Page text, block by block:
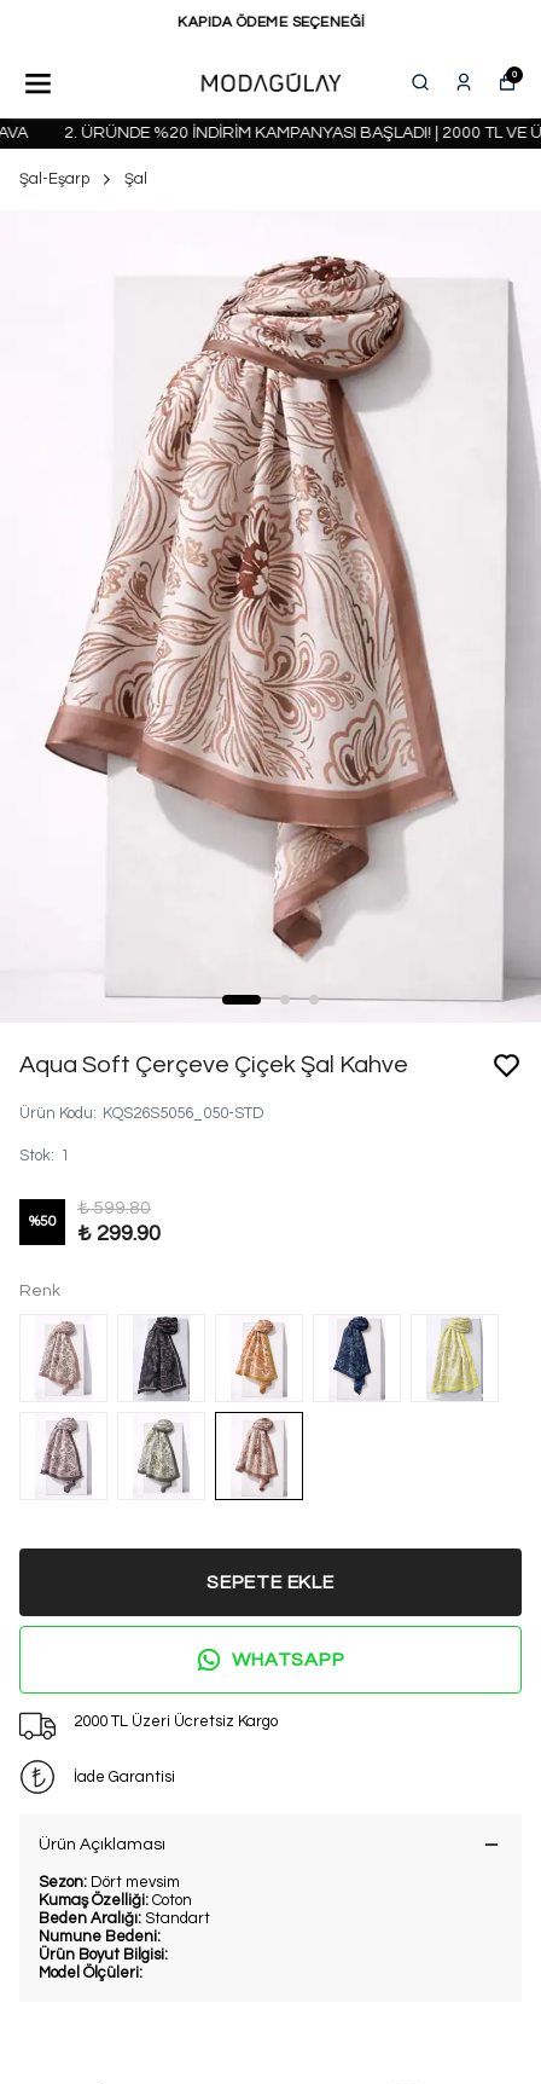
KAPIDA ÖDEME SEÇENEĞİ
0
2. ÜRÜNDE %20 İNDİRİM KAMPANYASI BAŞLADI! | 2000 TL VE
Şal-Eşarp Şal
Aqua Soft Çerçeve Çiçek Şal Kahve
Ürün Kodu: KQS26S5056_050-STD
Stok: 1
%50
₺ 599.80
₺ 299.90
Renk
SEPETE EKLE
WHATSAPP
2000 TL Üzeri Ücretsiz Kargo
İade Garantisi
Ürün Açıklaması
Sezon: Dört mevsim
Kumaş Özelliği: Coton
Beden Aralığı: Standart
Numune Bedeni:
Ürün Boyut Bilgisi:
Model Ölçüleri: